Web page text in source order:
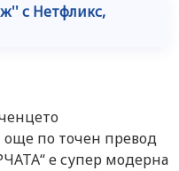
с Нетфликс,
още по точен превод
е супер модерна